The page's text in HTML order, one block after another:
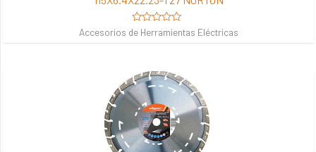
Valorado
Accesorios de Herramientas Eléctricas